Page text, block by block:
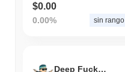
$0.00
0.00% sin rango
Deep Fucking Value